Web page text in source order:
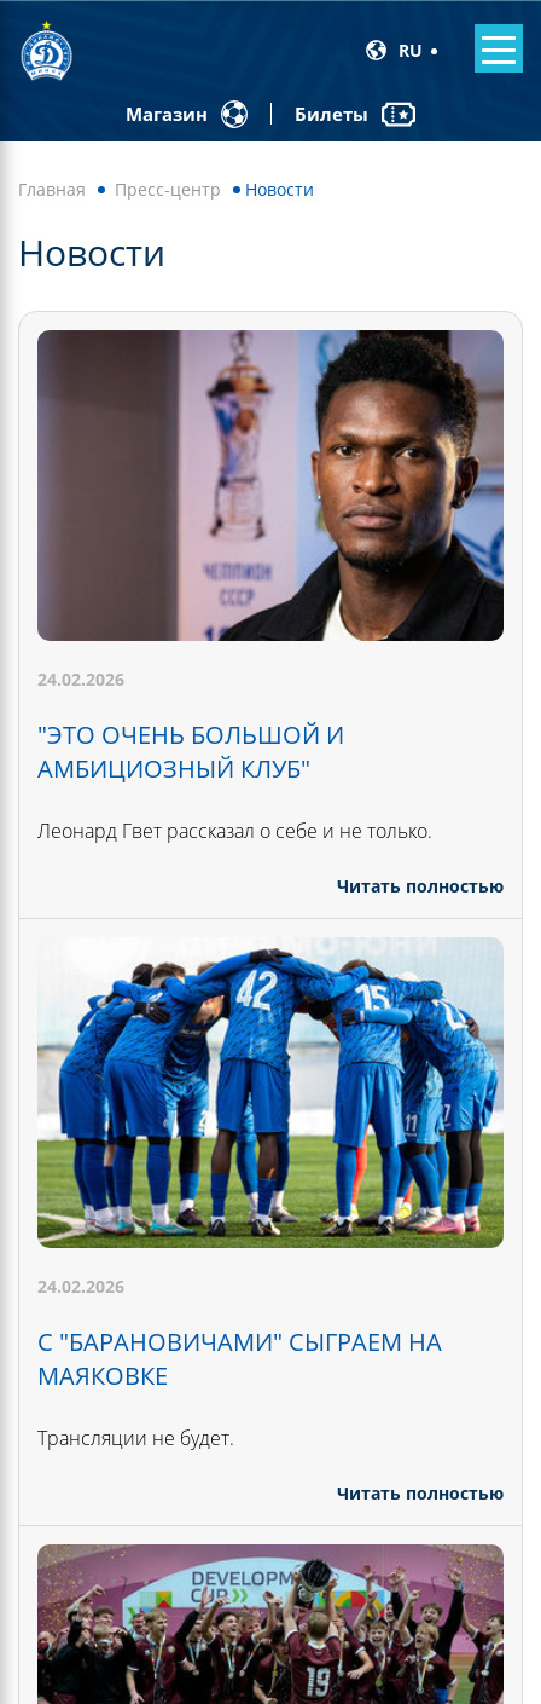
RU
Магазин Билеты
Главная Пресс-центр Новости
Новости
24.02.2026
"ЭТО ОЧЕНЬ БОЛЬШОЙ И
АМБИЦИОЗНЫЙ КЛУБ"
Леонард Гвет рассказал о себе и не только.
Читать полностью
24.02.2026
С "БАРАНОВИЧАМИ" СЫГРАЕМ НА
МАЯКОВКЕ
Трансляции не будет.
Читать полностью